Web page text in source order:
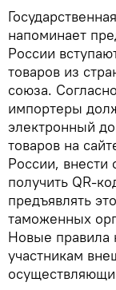
напоминает
России
товаров из
союза.
импортеры
электронный
товаров на
России, внести
получить QR-
предъявлять
таможенных
Новые правила
участникам